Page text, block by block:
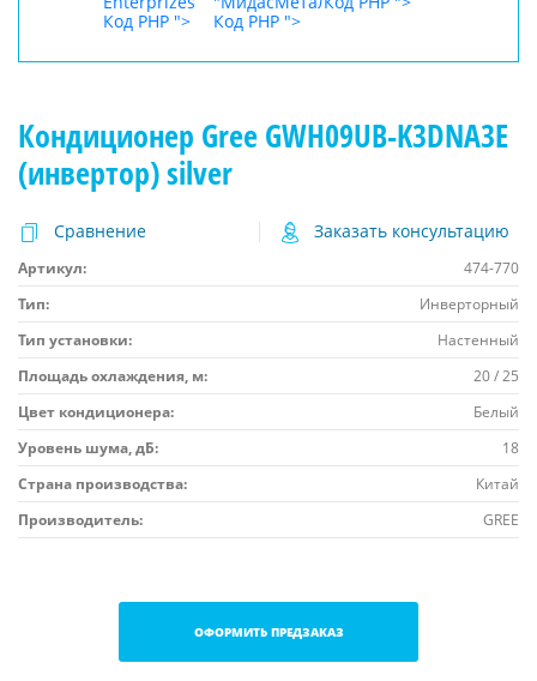
Код PHP ">
Код PHP ">
Кондиционер Gree GWH09UB-K3DNA3E
(инвертор) silver
Сравнение Заказать консультацию
Артикул:
474-770
Тип:
Инверторный
Тип установки:
Настенный
Площадь охлаждения, м:
20 / 25
Цвет кондиционера:
Белый
Уровень шума, дБ:
18
Страна производства:
Китай
Производитель:
GREE
ОФОРМИТЬ ПРЕДЗАКАЗ